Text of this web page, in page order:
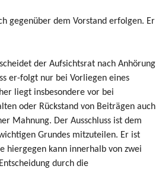
gegenüber dem Vorstand erfolgen. Er
der Aufsichtsrat nach Anhörung
er-folgt nur bei Vorliegen eines
liegt insbesondere vor bei
oder Rückstand von Beiträgen auch
Mahnung. Der Ausschluss ist dem
Grundes mitzuteilen. Er ist
hiergegen kann innerhalb von zwei
durch die